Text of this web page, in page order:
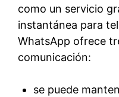
como un servicio
instantánea para
WhatsApp ofrece
comunicación:
se puede